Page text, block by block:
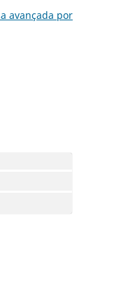
avançada por